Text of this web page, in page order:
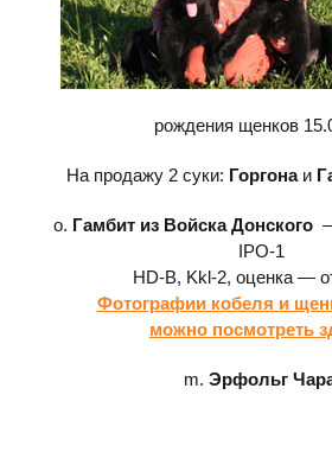
рождения щенков
На продажу 2 суки: Горгона и
о. Гамбит из Войска Донского
IPO-1
HD-B, Kkl-2, оценка —
Фотографии кобеля и
можно посмотреть
m. Эрфольг